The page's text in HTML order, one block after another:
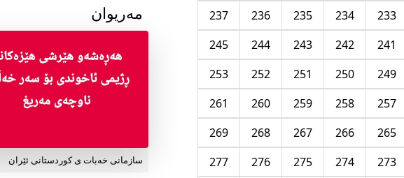
233
234
235
236
237
241
242
243
244
245
249
250
251
252
253
257
258
259
260
261
265
266
267
268
269
273
274
275
276
277
مەریوان
سازمانی خەبات ی کوردستانی ئێران